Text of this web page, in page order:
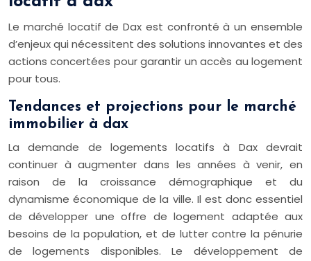
Le marché locatif de Dax est confronté à un ensemble
d’enjeux qui nécessitent des solutions innovantes et des
actions concertées pour garantir un accès au logement
pour tous.
Tendances et projections pour le marché
immobilier à dax
La demande de logements locatifs à Dax devrait
continuer à augmenter dans les années à venir, en
raison de la croissance démographique et du
dynamisme économique de la ville. Il est donc essentiel
de développer une offre de logement adaptée aux
besoins de la population, et de lutter contre la pénurie
de logements disponibles. Le développement de